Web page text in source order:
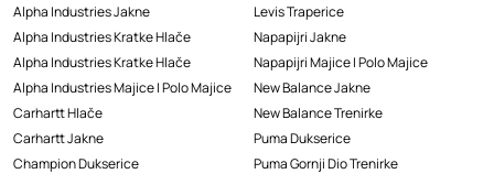
Alpha Industries Jakne
Alpha Industries Kratke Hlače
Alpha Industries Kratke Hlače
Alpha Industries Majice I Polo Majice
Carhartt Hlače
Carhartt Jakne
Champion Dukserice
Levis Traperice
Napapijri Jakne
Napapijri Majice I Polo Majice
New Balance Jakne
New Balance Trenirke
Puma Dukserice
Puma Gornji Dio Trenirke